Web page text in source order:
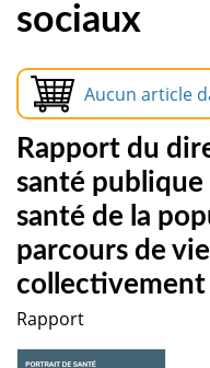
sociaux
Aucun article
Rapport du
santé
santé de la
parcours de
collectivement
Rapport